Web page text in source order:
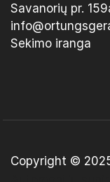
Savanorių pr.
Sekimo iranga
Copyright ©